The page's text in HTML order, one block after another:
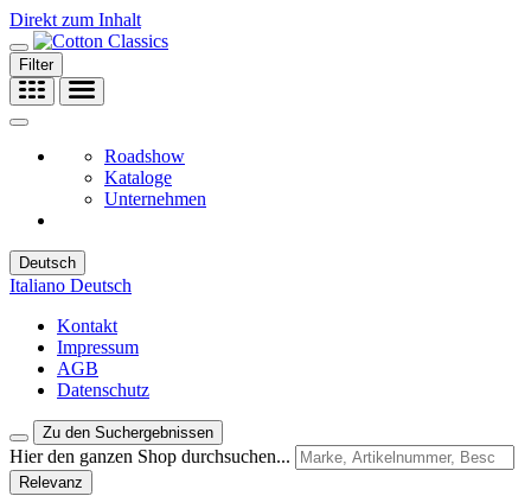
Direkt zum Inhalt
Filter
Roadshow
Kataloge
Unternehmen
Deutsch
Italiano Deutsch
Kontakt
Impressum
AGB
Datenschutz
Zu den Suchergebnissen
Hier den ganzen Shop durchsuchen...
Relevanz